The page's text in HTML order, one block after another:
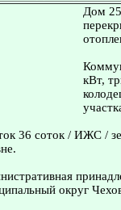
Дом
кВт,
36 соток / ИЖС /
округ